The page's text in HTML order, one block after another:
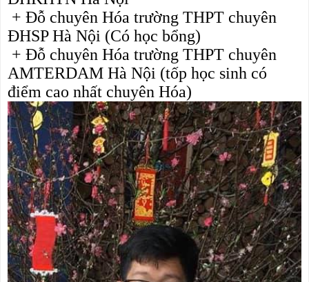
ĐHSP Hà Nội (Có học bổng)
AMTERDAM Hà Nội (tốp học sinh có
điểm cao nhất chuyên Hóa)